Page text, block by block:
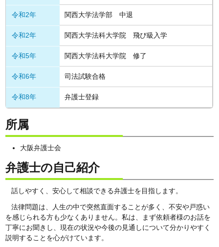
令和2年 関西大学法学部 中退
令和2年 関西大学法科大学院 飛び級入学
令和5年 関西大学法科大学院 修了
令和6年 司法試験合格
令和8年 弁護士登録
所属
大阪弁護士会
弁護士の自己紹介
話しやすく、安心して相談できる弁護士を目指します。
法律問題は、人生の中で突然直面することが多く、不安や戸惑い
を感じられる方も少なくありません。私は、まず依頼者様のお話を
丁寧にお聞きし、現在の状況や今後の見通しについて分かりやすく
説明することを心がけています。